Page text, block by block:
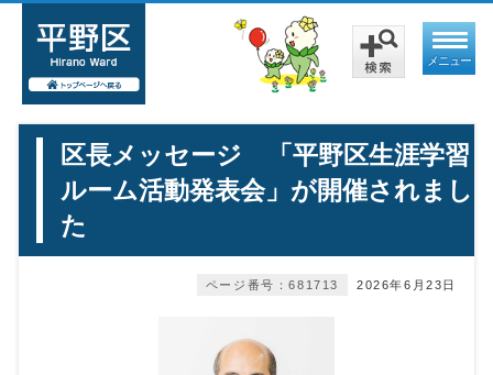
メニュー
区長メッセージ 「平野区生涯学習
ルーム活動発表会」が開催されまし
た
2026年6月23日
ページ番号：681713